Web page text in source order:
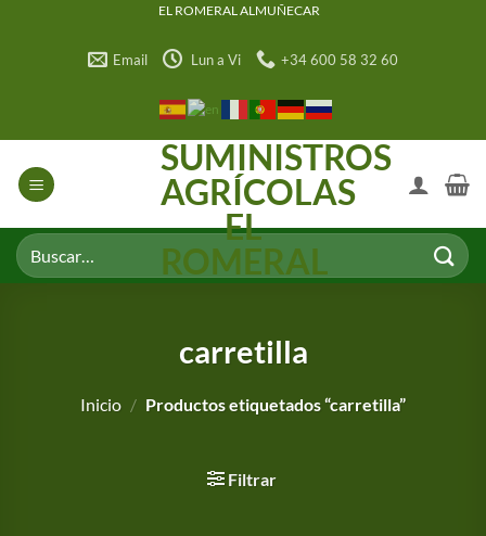
EL ROMERAL ALMUÑECAR
Email Lun a Vi +34 600 58 32 60
SUMINISTROS
AGRÍCOLAS
EL
ROMERAL
Buscar
por:
carretilla
Inicio / Productos etiquetados “carretilla”
Filtrar